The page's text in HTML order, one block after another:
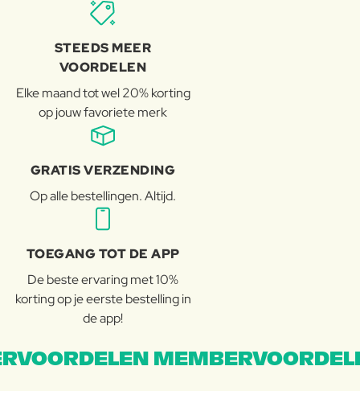
STEEDS MEER
VOORDELEN
Elke maand tot wel 20% korting
op jouw favoriete merk
GRATIS VERZENDING
Op alle bestellingen. Altijd.
TOEGANG TOT DE APP
De beste ervaring met 10%
korting op je eerste bestelling in
de app!